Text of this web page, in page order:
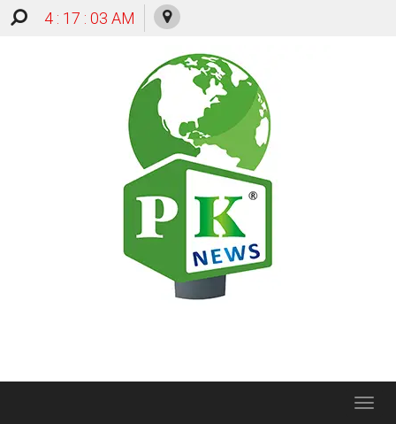
4 : 17 : 04 AM
Toggle